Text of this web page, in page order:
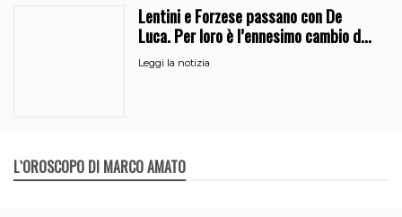
Lentini e Forzese passano con De
Luca. Per loro è l’ennesimo cambio di
partito
Leggi la notizia
L`OROSCOPO DI MARCO AMATO